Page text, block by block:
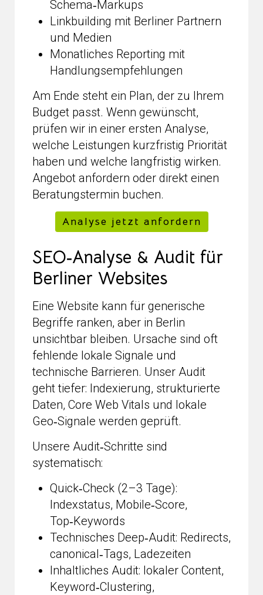
Schema‑Markups
Linkbuilding mit Berliner Partnern
und Medien
Monatliches Reporting mit
Handlungsempfehlungen
Am Ende steht ein Plan, der zu Ihrem
Budget passt. Wenn gewünscht,
prüfen wir in einer ersten Analyse,
welche Leistungen kurzfristig Priorität
haben und welche langfristig wirken.
Angebot anfordern oder direkt einen
Beratungstermin buchen.
Analyse jetzt anfordern
SEO‑Analyse & Audit für
Berliner Websites
Eine Website kann für generische
Begriffe ranken, aber in Berlin
unsichtbar bleiben. Ursache sind oft
fehlende lokale Signale und
technische Barrieren. Unser Audit
geht tiefer: Indexierung, strukturierte
Daten, Core Web Vitals und lokale
Geo‑Signale werden geprüft.
Unsere Audit‑Schritte sind
systematisch:
Quick‑Check (2–3 Tage):
Indexstatus, Mobile‑Score,
Top‑Keywords
Technisches Deep‑Audit: Redirects,
canonical‑Tags, Ladezeiten
Inhaltliches Audit: lokaler Content,
Keyword‑Clustering,